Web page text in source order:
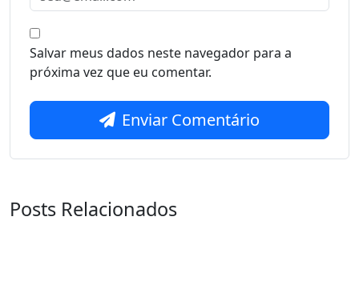
Salvar meus dados neste navegador para a
próxima vez que eu comentar.
Enviar Comentário
Posts Relacionados